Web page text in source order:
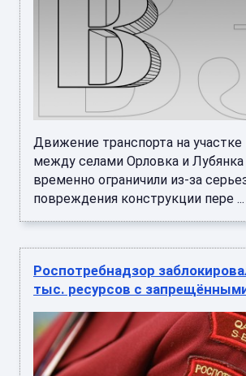
Движение транспорта на участке
между селами Орловка и
временно ограничили из-за
повреждения конструкции пере ...
Роспотребнадзор
тыс. ресурсов с